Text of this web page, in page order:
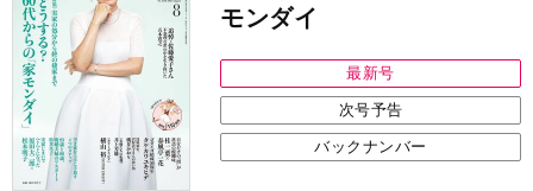
モンダイ
最新号
次号予告
バックナンバー